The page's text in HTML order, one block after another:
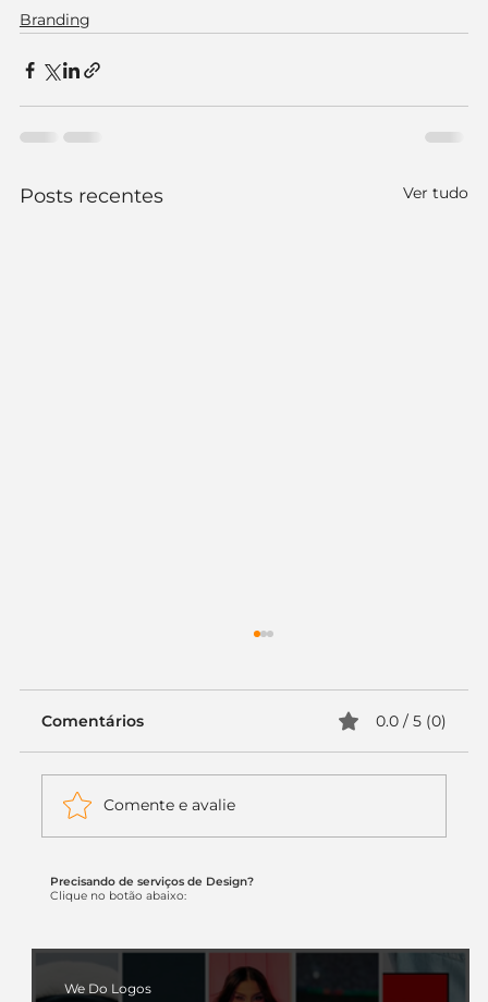
Precisando de serviços de Design?
Clique no botão abaixo:
We Do Logos
Branding
Posts recentes Ver tudo
Branding para pequenos
Comentários 0.0 / 5 (0)
Comente e avalie